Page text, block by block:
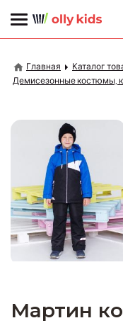
Главная Каталог
Демисезонные костюмы,
Мартин